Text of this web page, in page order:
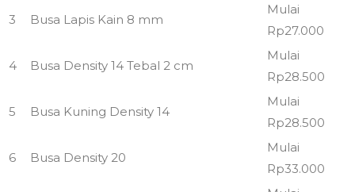
3 Busa Lapis Kain 8 mm
Mulai
Rp27.000
4 Busa Density 14 Tebal 2 cm
Mulai
Rp28.500
5 Busa Kuning Density 14
Mulai
Rp28.500
6 Busa Density 20
Mulai
Rp33.000